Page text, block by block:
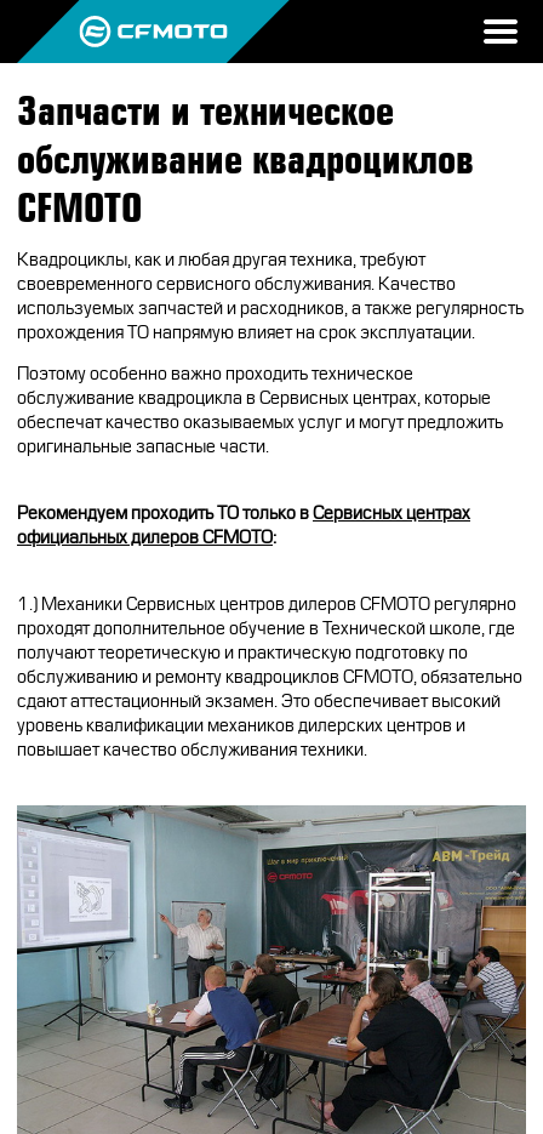
ПРОДУКЦИЯ
ЭКИПИРОВКА
АКСЕССУАРЫ
ЗАПЧАСТИ
МАСЛО
CFMOTO ФИНАНС
ЛИЗИНГ
СТАТЬ ПОСТАВЩИКОМ
МИР CFMOTO
ГАЛЕРЕЯ
НАШИ ПОБЕДЫ
ПУТЕШЕСТВИЯ
CFMOTO EXPERIENCE
ВОПРОС-ОТВЕТ
ТЕСТ-ДРАЙВ
ТЕСТ-ДРАЙВ CFMOTO
CFMOTO EXPERIENCE
CFMOTO ЭКСПЕРТ
КВАДРОЦИКЛЫ
ВХОД
ДЛЯ ДИЛЕРОВ
Найти дилера
Стать дилером
Конфигуратор
Запчасти и техническое
обслуживание квадроциклов
CFMOTO
Квадроциклы, как и любая другая техника, требуют
своевременного сервисного обслуживания. Качество
используемых запчастей и расходников, а также регулярность
прохождения ТО напрямую влияет на срок эксплуатации.
Поэтому особенно важно проходить техническое
обслуживание квадроцикла в Сервисных центрах, которые
обеспечат качество оказываемых услуг и могутпредложить
оригинальные запасные части.
Рекомендуем проходить ТО только вСервисных центрах
официальных дилеров CFMOTO:
1.) Механики Сервисных центров дилеров CFMOTO регулярно
проходят дополнительное обучение в Технической школе, где
получают теоретическую и практическую подготовку по
обслуживанию и ремонту квадроциклов CFMOTO, обязательно
сдают аттестационный экзамен. Это обеспечивает высокий
уровень квалификации механиков дилерских центров и
повышает качество обслуживания техники.